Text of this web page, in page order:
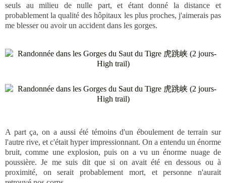
seuls au milieu de nulle part, et étant donné la distance et
probablement la qualité des hôpitaux les plus proches, j'aimerais pas
me blesser ou avoir un accident dans les gorges.
A part ça, on a aussi été témoins d'un éboulement de terrain sur
l'autre rive, et c'était hyper impressionnant. On a entendu un énorme
bruit, comme une explosion, puis on a vu un énorme nuage de
poussière. Je me suis dit que si on avait été en dessous ou à
proximité, on serait probablement mort, et personne n'aurait